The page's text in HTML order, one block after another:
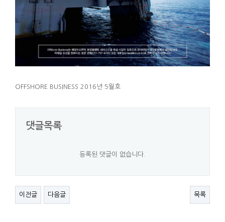
OFFSHORE BUSINESS 2016년 5월호
댓글목록
등록된 댓글이 없습니다.
이전글 다음글 목록